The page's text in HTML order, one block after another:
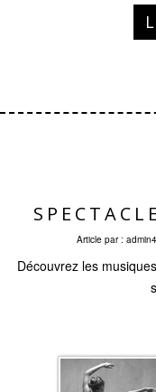
Article par :
Découvrez les